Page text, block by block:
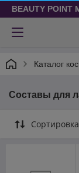
BEAUTY
Каталог
Составы для
Сортировка